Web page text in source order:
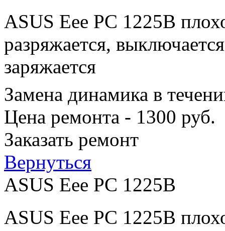
ASUS Eee PC 1225B
разряжается,
заряжается
Замена динамика в
Цена ремонта - 1300 руб.
Заказать ремонт
Вернуться
ASUS Eee PC 1225B
ASUS Eee PC 1225B